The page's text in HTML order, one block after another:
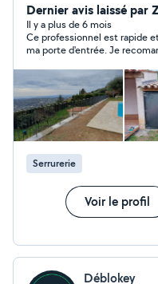
Dernier avis laissé par
Il y a plus de 6 mois
Ce professionnel est rapide
ma porte d'entrée. Je
Serrurerie
Voir le profil
Déblokey